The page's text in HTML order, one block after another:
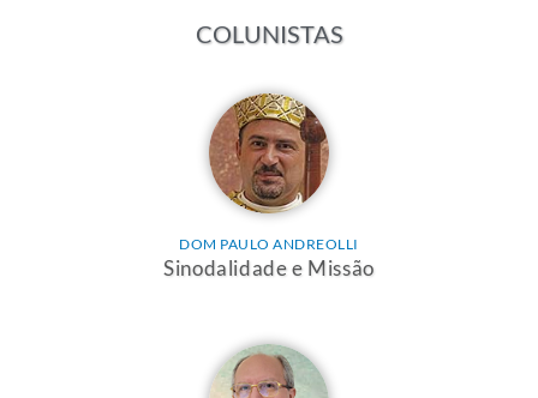
COLUNISTAS
DOM PAULO ANDREOLLI
Sinodalidade e Missão